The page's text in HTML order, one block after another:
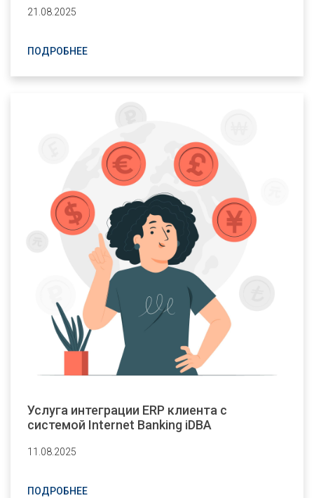
21.08.2025
ПОДРОБНЕЕ
Услуга интеграции ERP клиента с
системой Internet Banking iDBA
11.08.2025
ПОДРОБНЕЕ